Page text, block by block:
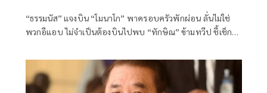
“ธรรมนัส” แจงบิน “โมนาโก” พาครอบครัวพักผ่อน ลั่นไม่ใช่
พวกอีแอบ ไม่จำเป็นต้องบินไปพบ “ทักษิณ” ข้ามทวีป ชี้เช็ก